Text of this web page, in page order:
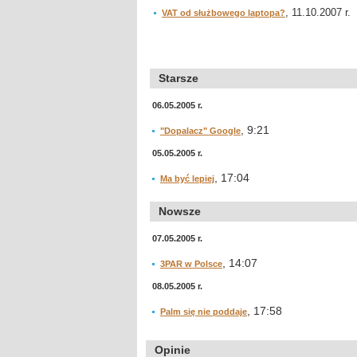
VAT od służbowego laptopa?, 11.10.2007 r.
Starsze
06.05.2005 r.
"Dopalacz" Google , 9:21
05.05.2005 r.
Ma być lepiej , 17:04
Nowsze
07.05.2005 r.
3PAR w Polsce , 14:07
08.05.2005 r.
Palm się nie poddaje , 17:58
Opinie